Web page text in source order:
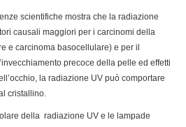
scientifiche mostra che la radiazione
causali maggiori per i carcinomi della
e carcinoma basocellulare) e per il
precoce della pelle ed effetti
la radiazione UV può comportare
cristallino.
della radiazione UV e le lampade